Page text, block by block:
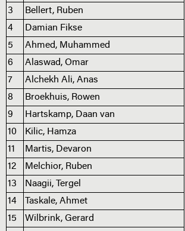
3
Bellert, Ruben
4
Damian Fikse
5
Ahmed, Muhammed
6
Alaswad, Omar
7
Alchekh Ali, Anas
8
Broekhuis, Rowen
9
Hartskamp, Daan van
10
Kilic, Hamza
11
Martis, Devaron
12
Melchior, Ruben
13
Naagii, Tergel
14
Taskale, Ahmet
15
Wilbrink, Gerard